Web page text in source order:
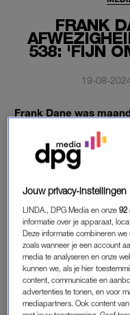
FRANK
538: 'FIJN
19-08-
Frank Dane was
afwezigheid weer
. De radio-dj was
vriendin een
Bij zijn terugkeer zei
weer terug te zijn.
FRANK DANE
Dedjvond het ook weer
heb het gevoel dat ik
afgelopen weken zo
Jouw privacy-instellingen
LINDA., DPG Media en onze92
informatie over je apparaat,
Deze informatie combineren
zoals wanneer je een account
media te analyseren en onze
kunnen we, als je hier
content, communicatie en
advertenties te tonen, en voor
mediapartners. Ook content